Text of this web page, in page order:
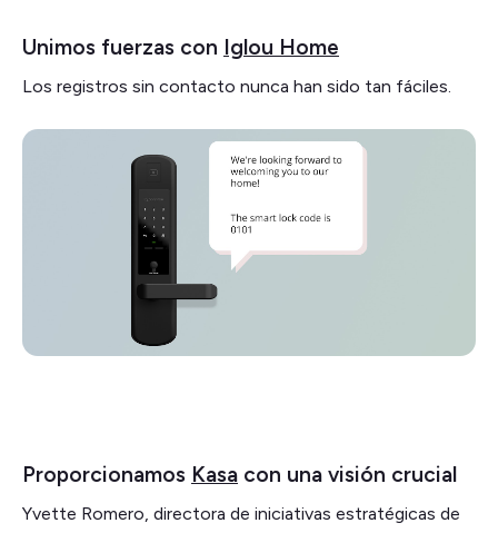
Unimos fuerzas con Iglou Home
Los registros sin contacto nunca han sido tan fáciles.
Proporcionamos Kasa con una visión crucial
Yvette Romero, directora de iniciativas estratégicas de